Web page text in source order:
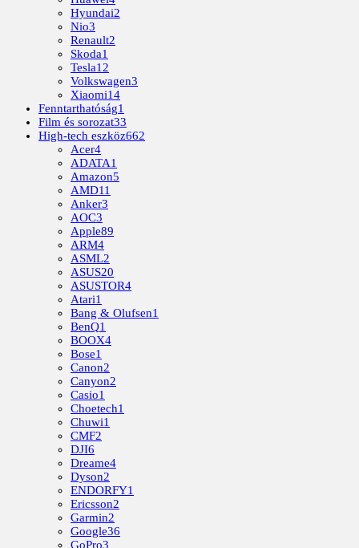
Hyundai2
Nio3
Renault2
Skoda1
Tesla12
Volkswagen3
Xiaomi14
Fenntarthatóság1
Film és sorozat33
High-tech eszköz662
Acer4
ADATA1
Amazon5
AMD11
Anker3
AOC3
Apple89
ARM4
ASML2
ASUS20
ASUSTOR4
Atari1
Bang & Olufsen1
BenQ1
BOOX4
Bose1
Canon2
Canyon2
Casio1
Choetech1
Chuwi1
CMF2
DJI6
Dreame4
Dyson2
ENDORFY1
Ericsson2
Garmin2
Google36
GoPro3